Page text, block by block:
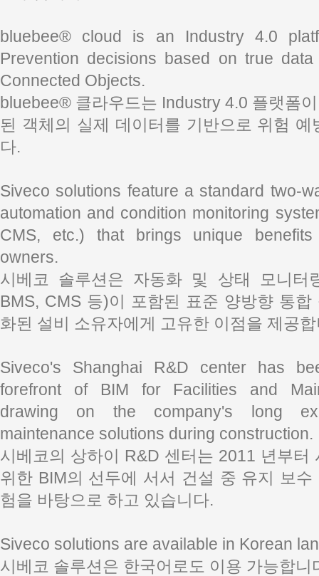
bluebee® cloud is an Industry 4.0
Prevention decisions based on true
Connected Objects.
bluebee® 클라우드는 Industry 4.0 플랫폼
된 객체의 실제 데이터를 기반으로 위험
다.
Siveco solutions feature a standard two-
automation and condition monitoring
CMS, etc.) that brings unique
owners.
시베코 솔루션은 자동화 및 상태 모니터
BMS, CMS 등)이 포함된 표준 양방향 통
화된 설비 소유자에게 고유한 이점을 제공
Siveco's Shanghai R&D center has
forefront of BIM for Facilities and
drawing on the company's long
maintenance solutions during construction.
시베코의 상하이 R&D 센터는 2011 년부터
위한 BIM의 선두에 서서 건설 중 유지 보
험을 바탕으로 하고 있습니다.
Siveco solutions are available in Korean
시베코 솔루션은 한국어로도 이용 가능합니